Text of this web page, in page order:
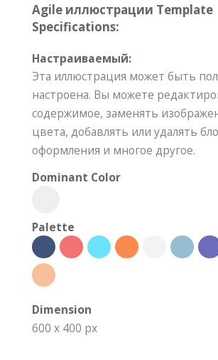
Agile иллюстрации Template
Specifications:
Настраиваемый:
Эта иллюстрация может быть
настроена. Вы можете
содержимое, заменять
цвета, добавлять или удалять
оформления и многое другое.
Dominant Color
Palette
Dimension
600 x 400 px